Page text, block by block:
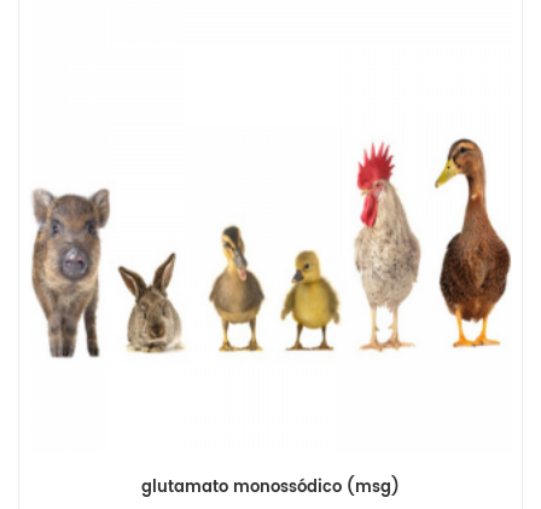
glutamato monossódico (msg)